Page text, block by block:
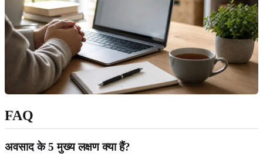
FAQ
अवसाद के 5 मुख्य लक्षण क्या हैं?